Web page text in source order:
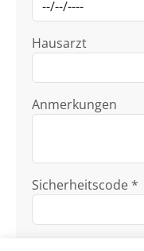
Hausarzt
Anmerkungen
Sicherheitscode *